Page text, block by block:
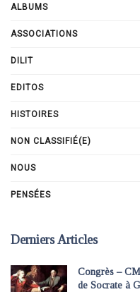
ALBUMS
ASSOCIATIONS
DILIT
EDITOS
HISTOIRES
NON CLASSIFIÉ(E)
NOUS
PENSÉES
Derniers Articles
Congrès –
de Socrate à